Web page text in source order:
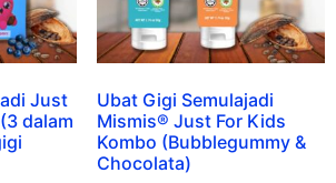
Just
dalam
Ubat Gigi Semulajadi
Mismis® Just For Kids
Kombo (Bubblegummy &
Chocolata)